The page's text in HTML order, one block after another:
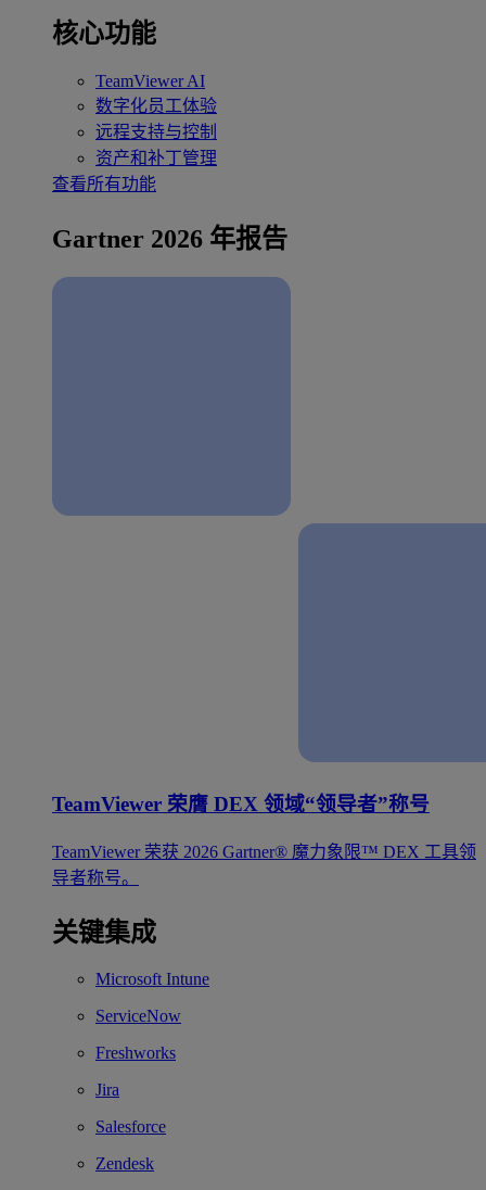
核心功能
TeamViewer AI
数字化员工体验
远程支持与控制
资产和补丁管理
查看所有功能
Gartner 2026 年报告
TeamViewer 荣膺 DEX 领域“领导者”称号
TeamViewer 荣获 2026 Gartner® 魔力象限™ DEX 工具领
导者称号。
关键集成
Microsoft Intune
ServiceNow
Freshworks
Jira
Salesforce
Zendesk